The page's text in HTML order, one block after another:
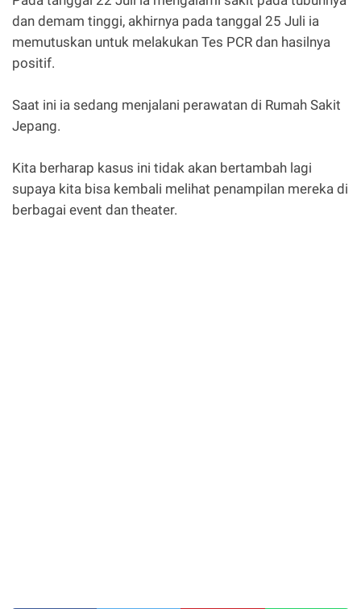
dan demam tinggi, akhirnya pada tanggal 25 Juli ia
memutuskan untuk melakukan Tes PCR dan hasilnya
positif.
Saat ini ia sedang menjalani perawatan di Rumah Sakit
Jepang.
Kita berharap kasus ini tidak akan bertambah lagi
supaya kita bisa kembali melihat penampilan mereka di
berbagai event dan theater.